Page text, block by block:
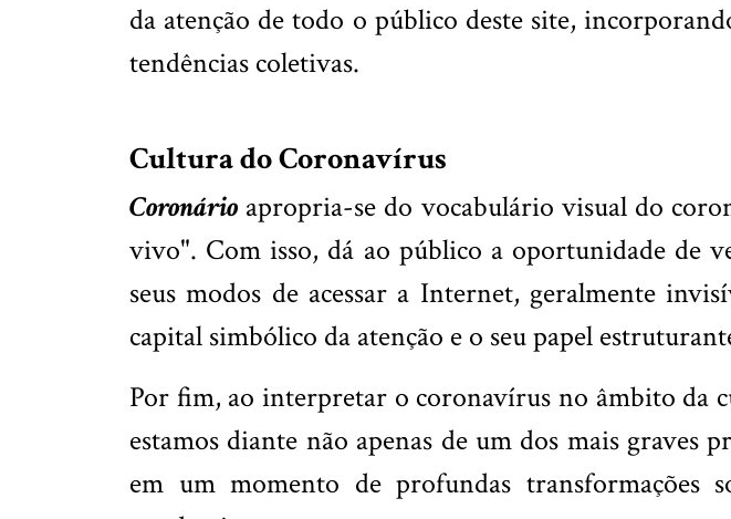
da atenção de todo o público deste site,
tendências coletivas.
Cultura do Coronavírus
Coronário apropria-se do vocabulário visual do
vivo". Com isso, dá ao público a oportunidade de
seus modos de acessar a Internet, geralmente
capital simbólico da atenção e o seu papel
Por fim, ao interpretar o coronavírus no âmbito da
estamos diante não apenas de um dos mais graves
em um momento de profundas transformações